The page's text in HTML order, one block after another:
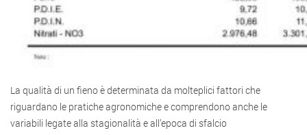
La qualità di un fieno è determinata da molteplici fattori che
riguardano le pratiche agronomiche e comprendono anche le
variabili legate alla stagionalità e all’epoca di sfalcio